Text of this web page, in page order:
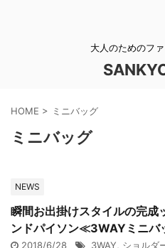
大人のためのフ
HOME > ミニバッグ
ミニバッグ
NEWS
瞬間お出掛けスタイルの完成
ンドパイソン≪3WAYミニバ
2018/6/28 3WAY, ショルダ